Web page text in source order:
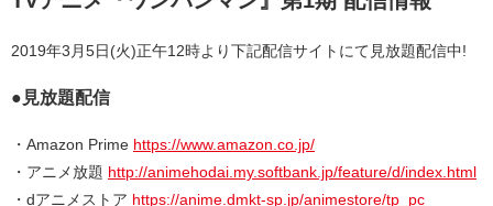
2019年3月5日(火)正午12時より下記配信サイトにて見放題配信中!
●見放題配信
・Amazon Prime https://www.amazon.co.jp/
・アニメ放題 http://animehodai.my.softbank.jp/feature/d/index.html
・dアニメストア https://anime.dmkt-sp.jp/animestore/tp_pc